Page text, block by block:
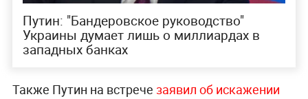
Путин: "Бандеровское руководство"
Украины думает лишь о миллиардах в
западных банках
Также Путин на встрече заявил об искажении